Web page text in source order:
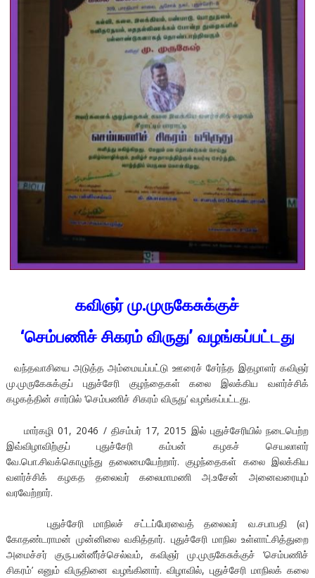
கவிஞர் மு.முருகேசுக்குச்
‘செம்பணிச் சிகரம் விருது’ வழங்கப்பட்டது
வந்தவாசியை அடுத்த அம்மையப்பட்டு ஊரைச் சேர்ந்த இதழாளர் கவிஞர்
மு.முருகேசுக்குப் புதுச்சேரி குழந்தைகள் கலை இலக்கிய வளர்ச்சிக்
கழகத்தின் சார்பில் ‘செம்பணிச் சிகரம் விருது’ வழங்கப்பட்டது.
மார்கழி 01, 2046 / திசம்பர் 17, 2015 இல் புதுச்சேரியில் நடைபெற்ற
இவ்விழாவிற்குப் புதுச்சேரி கம்பன் கழகச் செயலாளர்
வே.பொ.சிவக்கொழுந்து தலைமையேற்றார். குழந்தைகள் கலை இலக்கிய
வளர்ச்சிக் கழகத தலைவர் கலைமாமணி அ.உசேன் அனைவரையும்
வரவேற்றார்.
புதுச்சேரி மாநிலச் சட்டப்பேரவைத் தலைவர் வ.சபாபதி (எ)
கோதண்டராமன் முன்னிலை வகித்தார். புதுச்சேரி மாநில உள்ளாட்சித்துறை
அமைச்சர் குரு.பன்னீர்ச்செல்வம், கவிஞர் மு.முருகேசுக்குச் ‘செம்பணிச்
சிகரம்’ எனும் விருதினை வழங்கினார். விழாவில், புதுச்சேரி மாநிலக் கலை